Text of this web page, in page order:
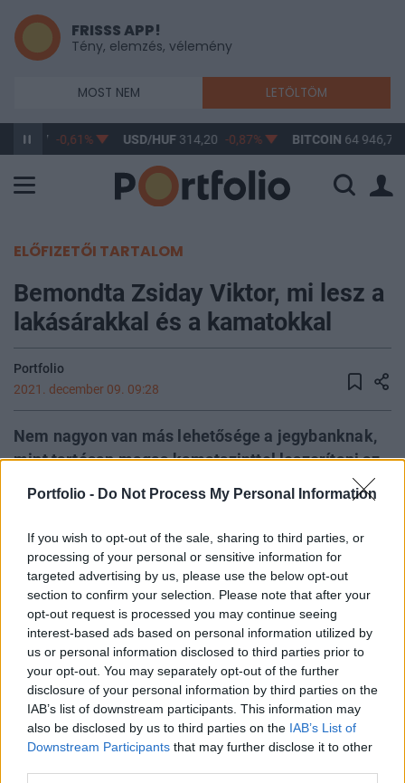
Portfolio - Do Not Process My Personal Information
If you wish to opt-out of the sale, sharing to third parties, or
processing of your personal or sensitive information for
targeted advertising by us, please use the below opt-out
section to confirm your selection. Please note that after your
opt-out request is processed you may continue seeing
interest-based ads based on personal information utilized by
us or personal information disclosed to third parties prior to
your opt-out. You may separately opt-out of the further
disclosure of your personal information by third parties on the
IAB’s list of downstream participants. This information may
also be disclosed by us to third parties on the IAB’s List of
Downstream Participants that may further disclose it to other
FRISSS APP!
Tény, elemzés, vélemény
MOST NEM LETÖLTÖM
363,17 -0,61% USD/HUF314,20 -0,87% BITCOIN 64 946,78
ELŐFIZETŐI TARTALOM
Bemondta Zsiday Viktor, mi lesz a
lakásárakkal és a kamatokkal
Portfolio
2021. december 09. 09:28
Nem nagyon van más lehetősége a jegybanknak,
mint tartósan magas kamatszinttel leszorítani az
inflációs várakozásokat, ami azt jelenti, hogy a
2013-2021 közötti monetáris politikának vége, a
forint árfolyama stabilizálódhat, a lakáspiaci árak
pedig oldalazásba válthatnak át – írja a blogján
Zsiday Viktor.
Budapest Economic Forum 2026Átalakulóban a magyar
gazdaságpolitika, a választások után gyökeresen
változhatnak meg a körülmények és a célok. Merre tart a
magyar kormány és mivel néz szembe a nemzetközi
környezetben? Ez lesz a Portfolio idei kiemelt
gazdaságpolitikai konferenciájának legfontosabb
témája.Információ és jelentkezésA befektetési szakember